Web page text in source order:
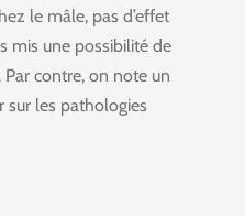
le mâle, pas d’effet
mis une possibilité de
Par contre, on note un
sur les pathologies